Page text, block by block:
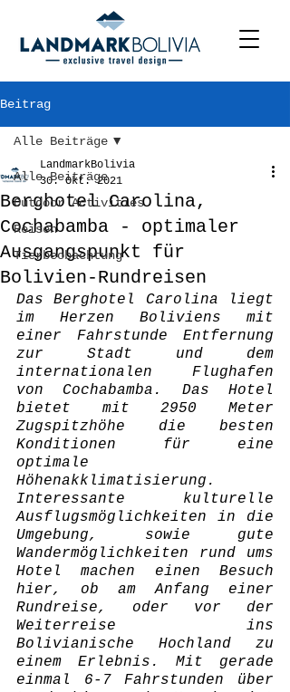
Beitrag
Alle Beiträge
Outdoor Activities
Reisen
Tierbeobachtung
Alle Beiträge
Berghotel Carolina,
Cochabamba - optimaler
Ausgangspunkt für
Bolivien-Rundreisen
LandmarkBolivia
30. Okt. 2021
Das Berghotel Carolina liegt
im Herzen Boliviens mit
einer Fahrstunde Entfernung
zur Stadt und dem
internationalen Flughafen
von Cochabamba. Das Hotel
bietet mit 2950 Meter
Zugspitzhöhe die besten
Konditionen für eine
optimale
Höhenakklimatisierung.
Interessante kulturelle
Ausflugsmöglichkeiten in die
Umgebung, sowie gute
Wandermöglichkeiten rund ums
Hotel machen einen Besuch
hier, ob am Anfang einer
Rundreise, oder vor der
Weiterreise ins
Bolivianische Hochland zu
einem Erlebnis. Mit gerade
einmal 6-7 Fahrstunden über